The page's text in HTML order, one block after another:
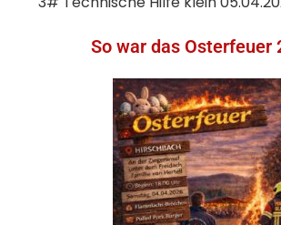
So war das Osterfeuer